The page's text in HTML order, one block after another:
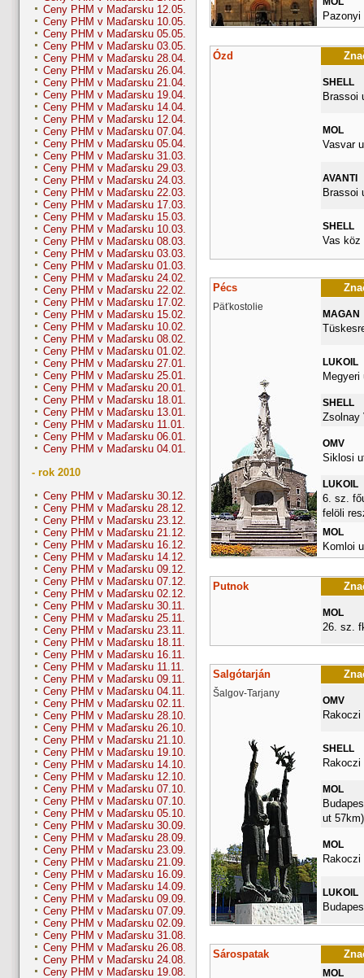
Ceny PHM v Maďarsku 12.05.
Ceny PHM v Maďarsku 10.05.
Ceny PHM v Maďarsku 05.05.
Ceny PHM v Maďarsku 03.05.
Ceny PHM v Maďarsku 28.04.
Ceny PHM v Maďarsku 26.04.
Ceny PHM v Maďarsku 21.04.
Ceny PHM v Maďarsku 19.04.
Ceny PHM v Maďarsku 14.04.
Ceny PHM v Maďarsku 12.04.
Ceny PHM v Maďarsku 07.04.
Ceny PHM v Maďarsku 05.04.
Ceny PHM v Maďarsku 31.03.
Ceny PHM v Maďarsku 29.03.
Ceny PHM v Maďarsku 24.03.
Ceny PHM v Maďarsku 22.03.
Ceny PHM v Maďarsku 17.03.
Ceny PHM v Maďarsku 15.03.
Ceny PHM v Maďarsku 10.03.
Ceny PHM v Maďarsku 08.03.
Ceny PHM v Maďarsku 03.03.
Ceny PHM v Maďarsku 01.03.
Ceny PHM v Maďarsku 24.02.
Ceny PHM v Maďarsku 22.02.
Ceny PHM v Maďarsku 17.02.
Ceny PHM v Maďarsku 15.02.
Ceny PHM v Maďarsku 10.02.
Ceny PHM v Maďarsku 08.02.
Ceny PHM v Maďarsku 01.02.
Ceny PHM v Maďarsku 27.01.
Ceny PHM v Maďarsku 25.01.
Ceny PHM v Maďarsku 20.01.
Ceny PHM v Maďarsku 18.01.
Ceny PHM v Maďarsku 13.01.
Ceny PHM v Maďarsku 11.01.
Ceny PHM v Maďarsku 06.01.
Ceny PHM v Maďarsku 04.01.
- rok 2010
Ceny PHM v Maďarsku 30.12.
Ceny PHM v Maďarsku 28.12.
Ceny PHM v Maďarsku 23.12.
Ceny PHM v Maďarsku 21.12.
Ceny PHM v Maďarsku 16.12.
Ceny PHM v Maďarsku 14.12.
Ceny PHM v Maďarsku 09.12.
Ceny PHM v Maďarsku 07.12.
Ceny PHM v Maďarsku 02.12.
Ceny PHM v Maďarsku 30.11.
Ceny PHM v Maďarsku 25.11.
Ceny PHM v Maďarsku 23.11.
Ceny PHM v Maďarsku 18.11.
Ceny PHM v Maďarsku 16.11.
Ceny PHM v Maďarsku 11.11.
Ceny PHM v Maďarsku 09.11.
Ceny PHM v Maďarsku 04.11.
Ceny PHM v Maďarsku 02.11.
Ceny PHM v Maďarsku 28.10.
Ceny PHM v Maďarsku 26.10.
Ceny PHM v Maďarsku 21.10.
Ceny PHM v Maďarsku 19.10.
Ceny PHM v Maďarsku 14.10.
Ceny PHM v Maďarsku 12.10.
Ceny PHM v Maďarsku 07.10.
Ceny PHM v Maďarsku 07.10.
Ceny PHM v Maďarsku 05.10.
Ceny PHM v Maďarsku 30.09.
Ceny PHM v Maďarsku 28.09.
Ceny PHM v Maďarsku 23.09.
Ceny PHM v Maďarsku 21.09.
Ceny PHM v Maďarsku 16.09.
Ceny PHM v Maďarsku 14.09.
Ceny PHM v Maďarsku 09.09.
Ceny PHM v Maďarsku 07.09.
Ceny PHM v Maďarsku 02.09.
Ceny PHM v Maďarsku 31.08.
Ceny PHM v Maďarsku 26.08.
Ceny PHM v Maďarsku 24.08.
Ceny PHM v Maďarsku 19.08.
Pazonyi
Ózd
SHELL
Brassoi
MOL
Vasvar
AVANTI
Brassoi
SHELL
Vas köz
Pécs
Päťkostolie
MAGAN
LUKOIL
Megyeri
SHELL
Zsolnay
OMV
Siklosi
LUKOIL
6. sz.
felöli
MOL
Komloi
Putnok
MOL
26. sz.
Salgótarján
Šalgov-Tarjany
OMV
Rakoczi
SHELL
Rakoczi
MOL
ut 57km)
MOL
Rakoczi
LUKOIL
Sárospatak
MOL